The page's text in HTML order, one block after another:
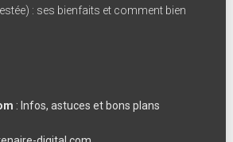
: ses bienfaits et comment bien
: Infos, astuces et bons plans